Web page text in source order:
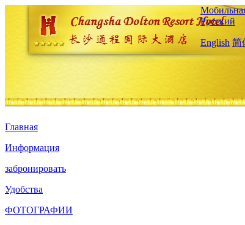
Русский
English 简
Главная
Информация
забронировать
Удобства
ФОТОГРАФИИ